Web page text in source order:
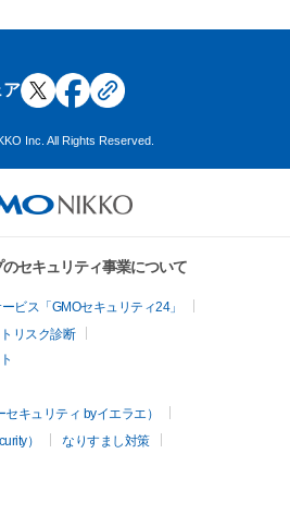
ア
Inc. All Rights Reserved.
セキュリティ事業について
ビス「GMOセキュリティ24」
リスク診断
キュリティ byイエラエ）
）
なりすまし対策